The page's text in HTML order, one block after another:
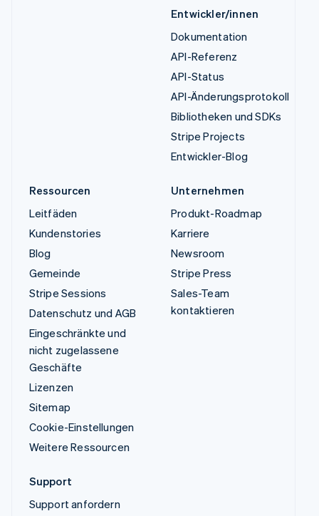
Entwickler/innen
Dokumentation
API-Referenz
API-Status
API-Änderungsprotokoll
Bibliotheken und SDKs
Stripe Projects
Entwickler-Blog
Ressourcen
Leitfäden
Kundenstories
Blog
Gemeinde
Stripe Sessions
Datenschutz und AGB
Eingeschränkte und
nicht zugelassene
Geschäfte
Lizenzen
Sitemap
Cookie-Einstellungen
Weitere Ressourcen
Unternehmen
Produkt-Roadmap
Karriere
Newsroom
Stripe Press
Sales-Team
kontaktieren
Support
Support anfordern